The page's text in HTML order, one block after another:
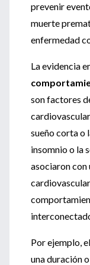
prevenir
muerte
enfermedad
La evidencia
son factores
sueño corta o
insomnio o la
asociaron con
Por ejemplo,
una duración